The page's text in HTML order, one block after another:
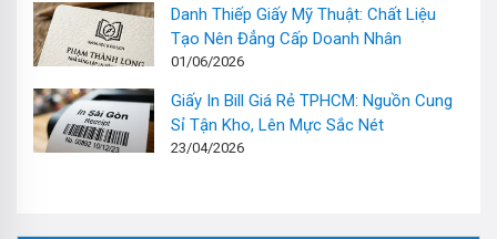
Danh Thiếp Giấy Mỹ Thuật: Chất Liệu
Tạo Nên Đẳng Cấp Doanh Nhân
01/06/2026
Giấy In Bill Giá Rẻ TPHCM: Nguồn Cung
Sỉ Tận Kho, Lên Mực Sắc Nét
23/04/2026